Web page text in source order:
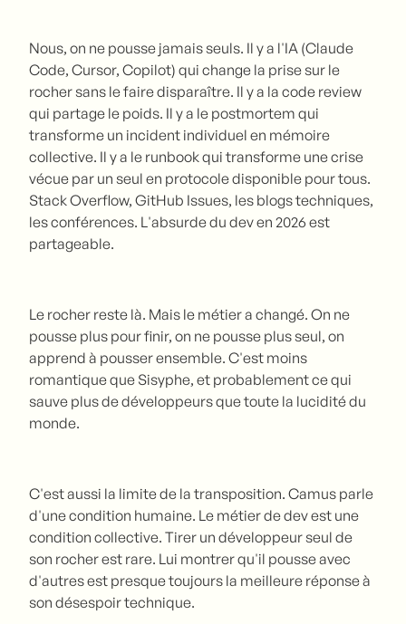
Nous, on ne pousse jamais seuls. Il y a l'IA (Claude
Code, Cursor, Copilot) qui change la prise sur le
rocher sans le faire disparaître. Il y a la code review
qui partage le poids. Il y a le postmortem qui
transforme un incident individuel en mémoire
collective. Il y a le runbook qui transforme une crise
vécue par un seul en protocole disponible pour tous.
Stack Overflow, GitHub Issues, les blogs techniques,
les conférences. L'absurde du dev en 2026 est
partageable.
Le rocher reste là. Mais le métier a changé. On ne
pousse plus pour finir, on ne pousse plus seul, on
apprend à pousser ensemble. C'est moins
romantique que Sisyphe, et probablement ce qui
sauve plus de développeurs que toute la lucidité du
monde.
C'est aussi la limite de la transposition. Camus parle
d'une condition humaine. Le métier de dev est une
condition collective. Tirer un développeur seul de
son rocher est rare. Lui montrer qu'il pousse avec
d'autres est presque toujours la meilleure réponse à
son désespoir technique.